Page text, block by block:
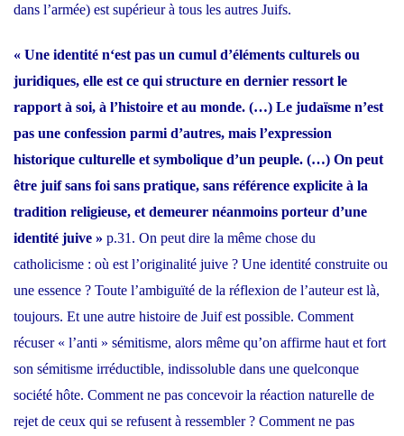
dans l’armée) est supérieur à tous les autres Juifs.
« Une identité n‘est pas un cumul d’éléments culturels ou
juridiques, elle est ce qui structure en dernier ressort le
rapport à soi, à l’histoire et au monde. (…) Le judaïsme n’est
pas une confession parmi d’autres, mais l’expression
historique culturelle et symbolique d’un peuple. (…) On peut
être juif sans foi sans pratique, sans référence explicite à la
tradition religieuse, et demeurer néanmoins porteur d’une
identité juive » p.31. On peut dire la même chose du
catholicisme : où est l’originalité juive ? Une identité construite ou
une essence ? Toute l’ambiguïté de la réflexion de l’auteur est là,
toujours. Et une autre histoire de Juifest possible. Comment
récuser « l’anti » sémitisme, alors même qu’on affirme haut et fort
son sémitisme irréductible, indissoluble dans une quelconque
société hôte. Comment ne pas concevoir la réaction naturelle de
rejet de ceux qui se refusent à ressembler ? Comment ne pas